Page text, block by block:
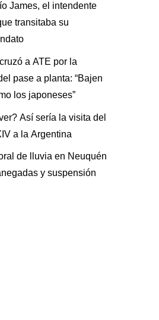
James, el intendente
transitaba su
a ATE por la
pase a planta: “Bajen
los japoneses”
Así sería la visita del
a la Argentina
de lluvia en Neuquén
y suspensión